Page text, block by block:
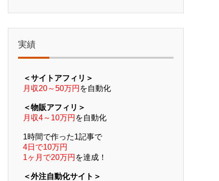
実績
＜サイトアフィリ＞
月収20～50万円 を自動化
＜物販アフィリ＞
月収4～10万円 を自動化
1時間で作った1記事で
4日で10万円
1ヶ月で20万円 を達成！
＜外注自動化サイト＞